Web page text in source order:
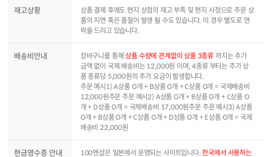
재고상황
상품 결제 후에도 현지 상점의 재고 부족 및 현지 사정으로 주문 상
품의 지연 혹은 품절이 발생 될 수도 있습니다. 이 경우 별도로 연
락을 드리고 있습니다.
배송비안내 장바구니를 통해상품 수량에 관계없이 상품 3종류 까지는 추가
금액 없이 국제 배송비는 12,000원 이며, 4종류 부터는 추가 상
품 종류당 5,000원의 추가 요금이 발생합니다.
주문 예시1) A상품 O개 + B상품 O개 + C상품 O개 = 국제배송비
12,000원주문 주문 예시2) A상품 O개 + B상품 O개 + C상품 O
개 + D상품 O개 = 국제배송비 17,000원주문 주문 예시3) A상품
O개 + B상품 O개 + C상품 O개 + D상품 O개 + E상품 O개 = 국제
배송비 22,000원
현금영수증 안내 100엔샵은 일본에서 운영되는 사이트입니다.한국에서 사용하는